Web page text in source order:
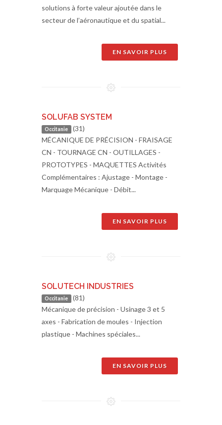
solutions à forte valeur ajoutée dans le
secteur de l’aéronautique et du spatial...
EN SAVOIR PLUS
SOLUFAB SYSTEM
Occitanie (31)
MÉCANIQUE DE PRÉCISION - FRAISAGE
CN - TOURNAGE CN - OUTILLAGES -
PROTOTYPES - MAQUETTES Activités
Complémentaires : Ajustage - Montage -
Marquage Mécanique - Débit...
EN SAVOIR PLUS
SOLUTECH INDUSTRIES
Occitanie (81)
Mécanique de précision - Usinage 3 et 5
axes - Fabrication de moules - Injection
plastique - Machines spéciales...
EN SAVOIR PLUS